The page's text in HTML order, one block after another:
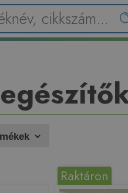
Raktáron